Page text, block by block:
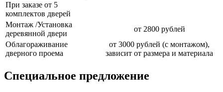
При заказе от 5
комплектов дверей
Монтаж /Установка
деревянной двери
от 2800 рублей
Облагораживание
дверного проема
от 3000 рублей (с монтажом),
зависит от размера и материала
Специальное предложение